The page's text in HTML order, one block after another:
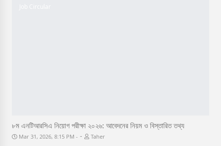
৮ম এনটিআরসিএ নিয়োগ পরীক্ষা ২০২৬: আবেদনের নিয়ম ও বিস্তারিত তথ্য
Mar 31, 2026, 8:15 PM - Taher